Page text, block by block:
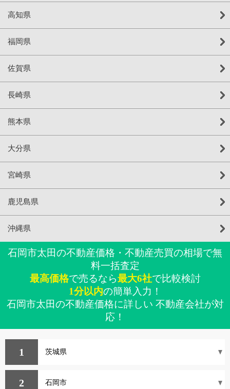
高知県
福岡県
佐賀県
長崎県
熊本県
大分県
宮崎県
鹿児島県
沖縄県
石岡市太田の不動産価格・不動産売買の相場で無
料一括査定
最高価格で売るなら最大6社で比較検討
1分以内の簡単入力！
石岡市太田の不動産価格に詳しい 不動産会社が対
応！
1
2